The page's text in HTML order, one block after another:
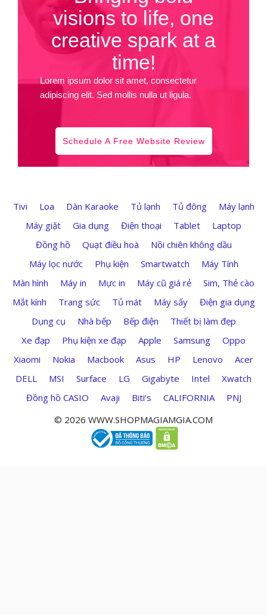
visions to life, one
creative spark at a
time!
Lorem ipsum dolor sit amet, consectetur
adipiscing elit. Sed mollis nulla ut ligula.
Schedule A Free Website Review
Tivi Loa Dàn Karaoke Tủ lạnh Tủ đông
Máy lạnh
Máy giặt
Gia dụng Điện thoại Tablet
Laptop
Đồng hồ
Quạt điều hoà
Nồi chiên không dầu
Máy lọc nước
Phụ kiện Smartwatch
Máy Tính
Màn hình
Máy in Mực in Máy cũ giá rẻ
Sim, Thẻ cào
Mắt kính
Trang sức Tủ mát Máy sấy
Điện gia dụng
Dụng cụ
Nhà bếp Bếp điện
Thiết bị làm đẹp
Xe đạp
Phụ kiện xe đạp Apple Samsung
Oppo
Xiaomi
Nokia Macbook Asus HP Lenovo
Acer
DELL
MSI Surface LG Gigabyte Intel
Xwatch
Đồng hồ CASIO
Avaji Biti’s CALIFORNIA
PNJ
© 2026 WWW.SHOPMAGIAMGIA.COM